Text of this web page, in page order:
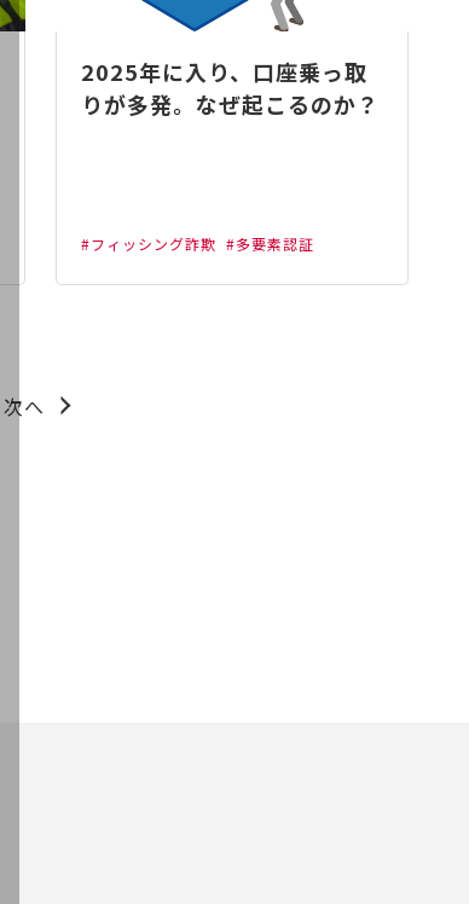
2025年に入り、口座乗っ取
りが多発。なぜ起こるのか？
#フィッシング詐欺 #多要素認証
次へ